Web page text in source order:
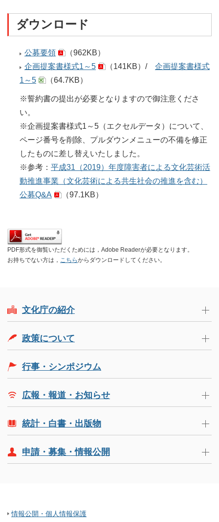
ダウンロード
公募要領
（962KB）
企画提案書様式1～5
（141KB） /
企画提案書様式
1～5
（64.7KB）
※誓約書の提出が必要となりますので御注意くださ
い。
※企画提案書様式1～5（エクセルデータ）について、
ページ番号を削除、プルダウンメニューの不備を修正
したものに差し替えいたしました。
※参考： 平成31（2019）年度障害者による文化芸術活
動推進事業（文化芸術による共生社会の推進を含む）
公募Q&A
（97.1KB）
PDF形式を御覧いただくためには，Adobe Readerが必要となります。
お持ちでない方は， こちらからダウンロードしてください。
文化庁の紹介
政策について
行事・シンポジウム
広報・報道・お知らせ
統計・白書・出版物
申請・募集・情報公開
情報公開・個人情報保護